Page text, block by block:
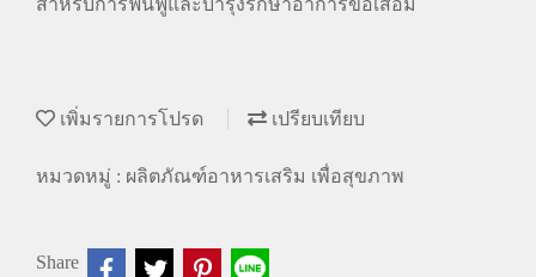
สำหรับการฟื้นฟูและบำรุงรักษาอาการข้อเสื่อม
เพิ่มรายการโปรด เปรียบเทียบ
หมวดหมู่ : ผลิตภัณฑ์อาหารเสริม เพื่อสุขภาพ
Share